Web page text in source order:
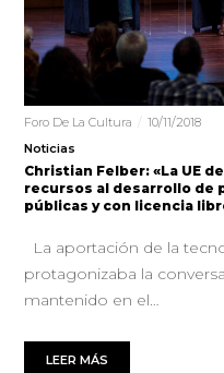
Foro De La Cultura
10/11/2018
Noticias
Christian Felber: «La UE
recursos al desarrollo de
públicas y con licencia
La aportación de la
protagonizaba la
mantenido en el…
LEER MÁS